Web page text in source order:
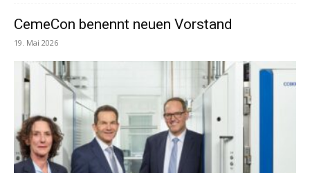
CemeCon benennt neuen Vorstand
19. Mai 2026